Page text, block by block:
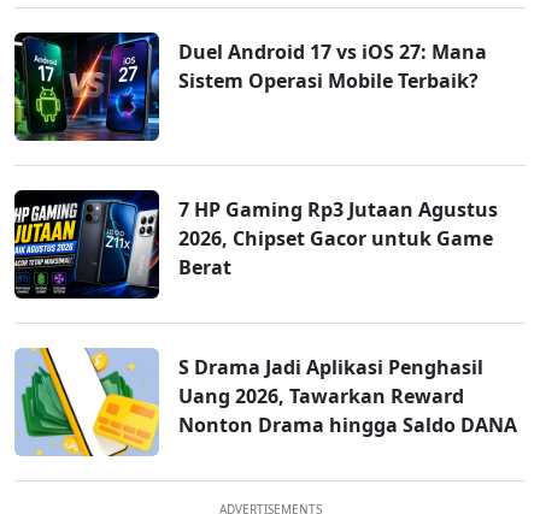
Duel Android 17 vs iOS 27: Mana
Sistem Operasi Mobile Terbaik?
7 HP Gaming Rp3 Jutaan Agustus
2026, Chipset Gacor untuk Game
Berat
S Drama Jadi Aplikasi Penghasil
Uang 2026, Tawarkan Reward
Nonton Drama hingga Saldo DANA
ADVERTISEMENTS